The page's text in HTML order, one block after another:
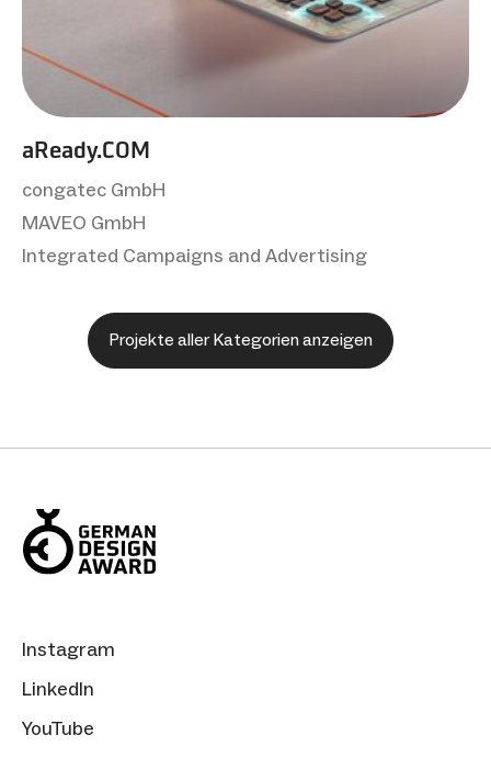
aReady.COM
congatec GmbH
MAVEO GmbH
Integrated Campaigns and Advertising
Projekte aller Kategorien anzeigen
Instagram
LinkedIn
YouTube